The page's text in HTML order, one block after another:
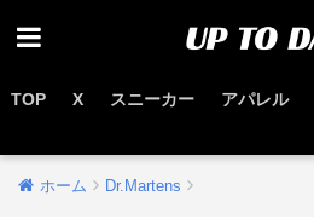
TOP X スニーカー アパレル
ホーム Dr.Martens